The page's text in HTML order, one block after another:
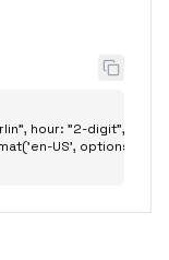
hour: "2-digit",
US', options);